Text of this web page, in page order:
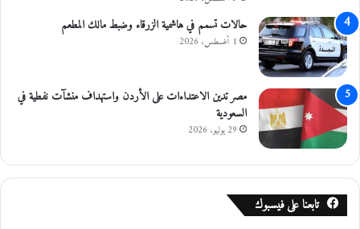
حالات تسمم في هاشمية الزرقاء وضبط مالك المطعم
1 أغسطس، 2026
مصر تدين الاعتداءات على الأردن واستهداف منشآت نفطية في
السعودية
29 يوليو، 2026
تابعنا على فيسبوك